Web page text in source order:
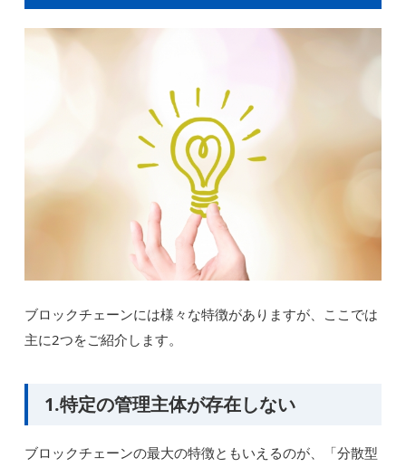
ブロックチェーンには様々な特徴がありますが、ここでは
主に2つをご紹介します。
1.特定の管理主体が存在しない
ブロックチェーンの最大の特徴ともいえるのが、「分散型